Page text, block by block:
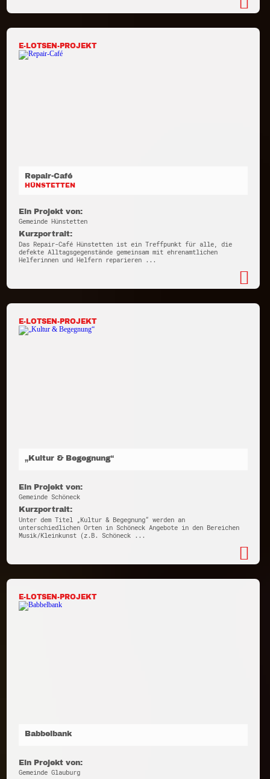
E-LOTSEN-PROJEKT
Repair-Café
HÜNSTETTEN
Ein Projekt von:
Gemeinde Hünstetten
Kurzportrait:
Das Repair-Café Hünstetten ist ein Treffpunkt für alle, die
defekte Alltagsgegenstände gemeinsam mit ehrenamtlichen
Helferinnen und Helfern reparieren ...
E-LOTSEN-PROJEKT
„Kultur & Begegnung“
Ein Projekt von:
Gemeinde Schöneck
Kurzportrait:
Unter dem Titel „Kultur & Begegnung“ werden an
unterschiedlichen Orten in Schöneck Angebote in den Bereichen
Musik/Kleinkunst (z.B. Schöneck ...
E-LOTSEN-PROJEKT
Babbelbank
Ein Projekt von:
Gemeinde Glauburg